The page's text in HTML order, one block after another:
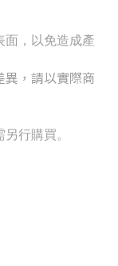
面，以免造成產
，請以實際商
另行購買。